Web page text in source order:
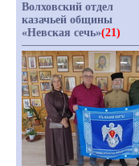
Волховский отдел
казачьей общины
«Невская сечь»(21)